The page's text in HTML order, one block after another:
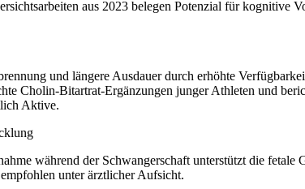
aus 2023 belegen Potenzial für
und längere Ausdauer durch erhöhte
Cholin-Bitartrat-Ergänzungen junger Athleten und
Aktive.
während der Schwangerschaft unterstützt die
unter ärztlicher Aufsicht.